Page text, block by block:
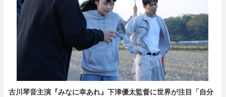
古川琴音主演『みなに幸あれ』下津優太監督に世界が注目「自分